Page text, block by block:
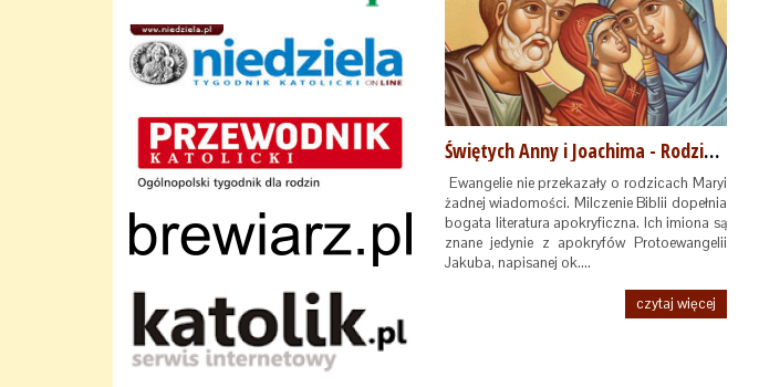
Świętych Anny i Joachima - Rodziców NMP
Ewangelie nie przekazały o rodzicach Maryi
żadnej wiadomości. Milczenie Biblii dopełnia
bogata literatura apokryficzna. Ich imiona są
znane jedynie z apokryfów Protoewangelii
Jakuba, napisanej ok.…
czytaj więcej